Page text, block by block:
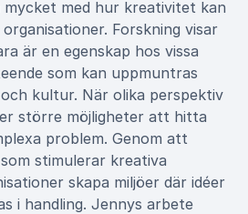
med hur kreativitet kan
Forskning visar
är en egenskap hos vissa
som kan uppmuntras
kultur. När olika perspektiv
större möjligheter att hitta
problem. Genom att
stimulerar kreativa
skapa miljöer där idéer
i handling. Jennys arbete